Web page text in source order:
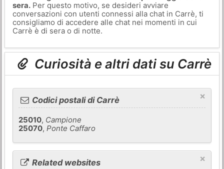
sera.Per questo motivo, se desideri avviare
conversazioni con utenti connessi alla chat in Carrè, ti
consigliamo di accedere alle chat nei momenti in cui
Carrè è di sera o di notte.
Curiosità e altri dati su Carrè
×
Codici postali di Carrè
25010, Campione
25070,Ponte Caffaro
×
Related websites